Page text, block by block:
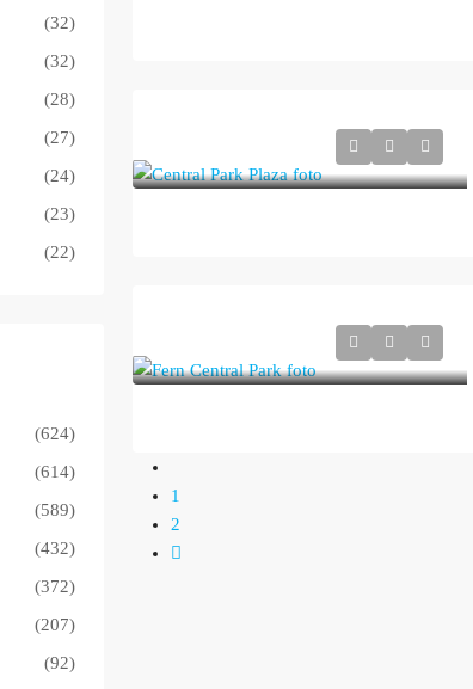
1
2
(32)
(32)
(28)
(27)
(24)
(23)
(22)
(624)
(614)
(589)
(432)
(372)
(207)
(92)